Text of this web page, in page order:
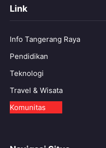
Link
Info Tangerang Raya
Pendidikan
Teknologi
Travel & Wisata
Komunitas